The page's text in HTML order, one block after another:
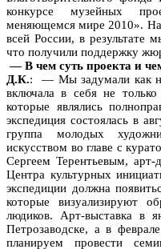
конкурсе музейных
меняющемся мире 2010». На
всей России, в результате
что получили поддержку
— В чем суть проекта и
Д.К.: — Мы задумали как
включала в себя не
которые являлись
экспедиция состоялась в
группа молодых
искусством во главе с
Сергеем Терентьевым,
Центра культурных
экспедиции должна
которые визуализируют
людиков. Арт-выставка в
Петрозаводске, а в
планируем провести